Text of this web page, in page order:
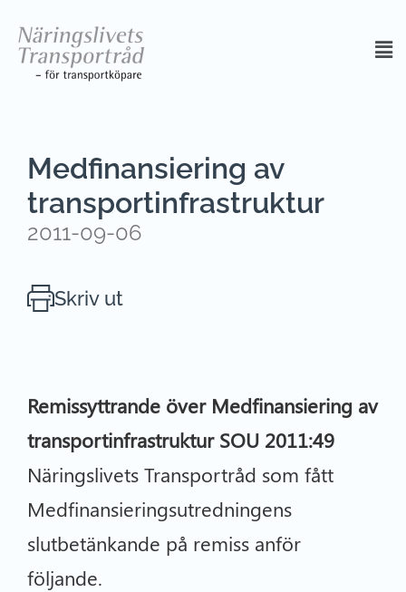
Medfinansiering av
transportinfrastruktur
2011-09-06
Skriv ut
Remissyttrande över Medfinansiering av
transportinfrastruktur SOU 2011:49
Näringslivets Transportråd som fått
Medfinansieringsutredningens
slutbetänkande på remiss anför
följande.